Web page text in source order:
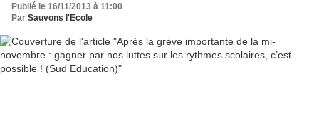
Publié le 16/11/2013 à 11:00
Par Sauvons l'Ecole